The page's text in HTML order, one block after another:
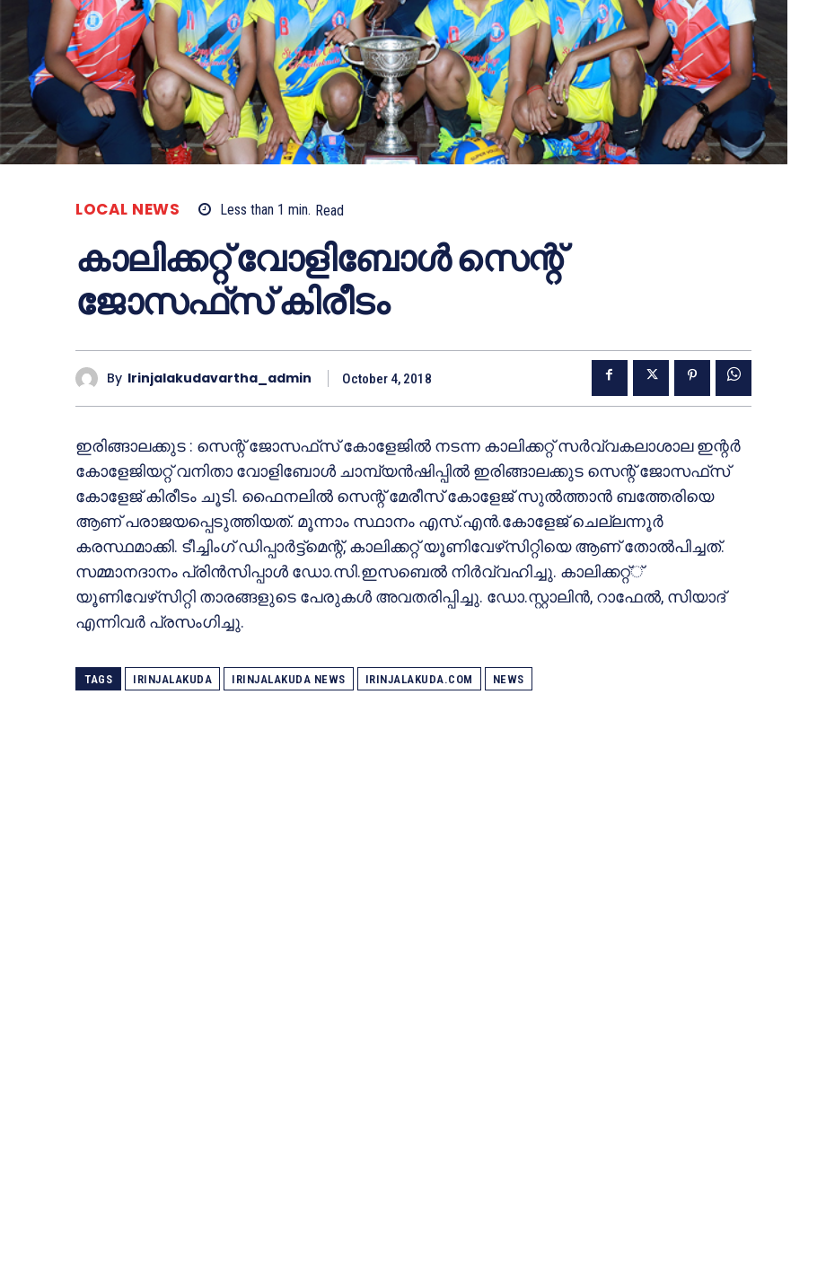
LOCAL NEWS Less than 1 min. Read
കാലിക്കറ്റ് വോളിബോള്‍ സെന്റ്
ജോസഫ്‌സ് കിരീടം
By Irinjalakudavartha_admin October 4, 2018
ഇരിങ്ങാലക്കുട : സെന്റ് ജോസഫ്‌സ് കോളേജില്‍ നടന്ന കാലിക്കറ്റ് സര്‍വ്വകലാശാല ഇന്റര്‍
കോളേജിയറ്റ് വനിതാ വോളിബോള്‍ ചാമ്പ്യന്‍ഷിപ്പില്‍ ഇരിങ്ങാലക്കുട സെന്റ് ജോസഫ്‌സ്
കോളേജ് കിരീടം ചൂടി. ഫൈനലില്‍ സെന്റ് മേരീസ് കോളേജ് സുല്‍ത്താന്‍ ബത്തേരിയെ
ആണ് പരാജയപ്പെടുത്തിയത്. മൂന്നാം സ്ഥാനം എസ്.എന്‍.കോളേജ് ചെല്ലന്നൂര്‍
കരസ്ഥമാക്കി. ടീച്ചിംഗ് ഡിപ്പാര്‍ട്ട്‌മെന്റ്, കാലിക്കറ്റ് യൂണിവേഴ്‌സിറ്റിയെ ആണ് തോല്‍പിച്ചത്.
സമ്മാനദാനം പ്രിന്‍സിപ്പാള്‍ ഡോ.സി.ഇസബെല്‍ നിര്‍വ്വഹിച്ചു. കാലിക്കറ്റ്്
യൂണിവേഴ്‌സിറ്റി താരങ്ങളുടെ പേരുകള്‍ അവതരിപ്പിച്ചു. ഡോ.സ്റ്റാലിന്‍, റാഫേല്‍, സിയാദ്
എന്നിവര്‍ പ്രസംഗിച്ചു.
TAGS IRINJALAKUDA IRINJALAKUDA NEWS IRINJALAKUDA.COM NEWS